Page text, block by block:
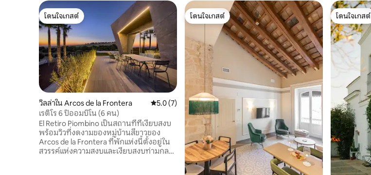
โดนใจเกสต์
โดนใจเกสต์
วิลล่าใน Arcos de la Frontera คะแนนเฉลี่ย 5.0 จาก 5, 7 รีวิว
5.0 (7)
เรติโร 6 ปิออมบิโน (6 คน)
El Retiro Piombino เป็นสถานที่ที่เงียบสงบ
พร้อมวิวที่งดงามของหมู่บ้านสีขาวของ
Arcos de la Frontera ที่พักแห่งนี้ตั้งอยู่ใน
สวรรค์แห่งความสงบและเงียบสงบท่ามกลาง
โดนใจเกสต์
โดนใจเกสต์
โดนใจเกสต์
โดนใจเกสต์